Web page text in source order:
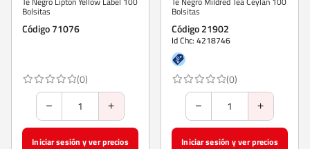
Bolsitas
Código 71076
(0)
Iniciar sesión y ver precios
Bolsitas
Código 21902
Id Chc: 4218746
(0)
Iniciar sesión y ver precios